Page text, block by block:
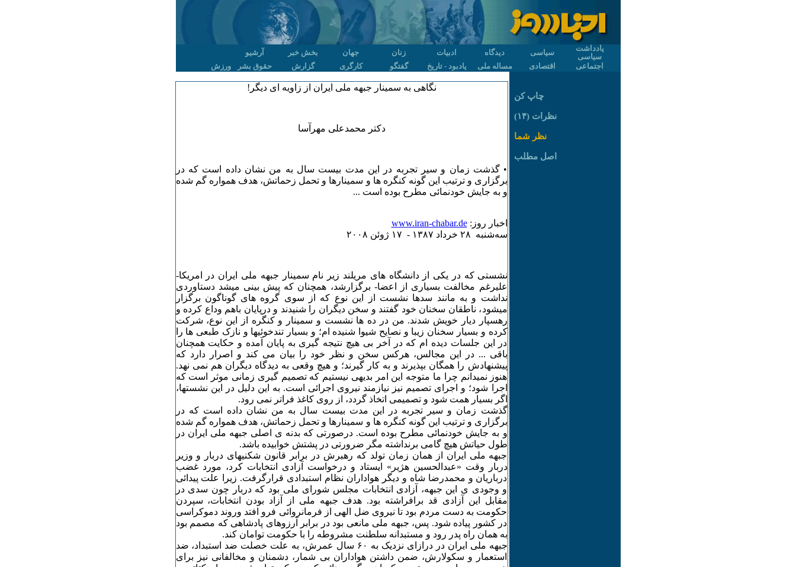
یادداشت
سیاسی
سیاسی دیدگاه ادبیات زنان جهان بخش خبر
آرشیو
اجتماعی
اقتصادی مساله ملی یادبود - تاریخ گفتگو کارگری گزارش حقوق بشر ورزش
نگاهی به سمینار جبهه ملی ایران از زاویه ای دیگر!
دکتر محمدعلی مهرآسا
• گذشت زمان و سیر تجربه در این مدت بیست سال به من نشان داده است که در
برگزاری و ترتیب این گونه کنگره ها و سمینارها و تحمل زحماتش، هدف همواره گم شده
و به جایش خودنمائی مطرح بوده است ...
اخبار روز:www.iran-chabar.de
سه‌شنبه ۲٨ خرداد ۱٣٨۷ - ۱۷ ژوئن ۲۰۰٨
نشستی که در یکی از دانشگاه های مریلند زیر نام سمینار جبهه ملی ایران در امریکا-
علیرغم مخالفت بسیاری از اعضا- برگزارشد، همچنان که پیش بینی میشد دستاوردی
نداشت و به مانند سدها نشست از این نوع که از سوی گروه های گوناگون برگزار
میشود، ناطقان سخنان خود گفتند و سخن دیگران را شنیدند و درپایان باهم وداع کرده و
رهسپار دیار خویش شدند. من در ده ها نشست و سمینار و کنگره از این نوع، شرکت
کرده و بسیار سخنان زیبا و نصایح شیوا شنیده ام؛ و بسیار تندخوئیها و نازک طبعی ها را
در این جلسات دیده ام که در آخر بی هیچ نتیجه گیری به پایان آمده و حکایت همچنان
باقی ... در این مجالس، هرکس سخن و نظر خود را بیان می کند و اصرار دارد که
پیشنهادش را همگان بپذیرند و به کار گیرند؛ و هیچ وقعی به دیدگاه دیگران هم نمی نهد.
هنوز نمیدانم چرا ما متوجه این امر بدیهی نیستیم که تصمیم گیری زمانی موثر است که
اجرا شود؛ و اجرای تصمیم نیز نیازمند نیروی اجرائی است. به این دلیل در این نشستها،
اگر بسیار همت شود و تصمیمی اتخاذ گردد، از روی کاغذ فراتر نمی رود.
گذشت زمان و سیر تجربه در این مدت بیست سال به من نشان داده است که در
برگزاری و ترتیب این گونه کنگره ها و سمینارها و تحمل زحماتش، هدف همواره گم شده
و به جایش خودنمائی مطرح بوده است. درصورتی که بدنه ی اصلی جبهه ملی ایران در
طول حیاتش هیچ گامی برنداشته مگر ضرورتی در پشتش خوابیده باشد.
جبهه ملی ایران از همان زمان تولد که رهبرش در برابر قانون شکنیهای دربار و وزیر
دربار وقت «عبدالحسین هژیر» ایستاد و درخواست آزادی انتخابات کرد، مورد غضب
درباریان و محمدرضا شاه و دیگر هواداران نظام استبدادی قرارگرفت. زیرا علت پیدائی
و وجودی ی این جبهه، آزادی انتخابات مجلس شورای ملی بود که دربار چون سدی در
مقابل این آزادی قد برافراشته بود. هدف جبهه ملی از آزاد بودن انتخابات، سپردن
حکومت به دست مردم بود تا نیروی ضل الهی از فرمانروائی فرو افتد وروند دموکراسی
در کشور پیاده شود. پس، جبهه ملی مانعی بود در برابر آرزوهای پادشاهی که مصمم بود
به همان راه پدر رود و مستبدانه سلطنت مشروطه را با حکومت توامان کند.
جبهه ملی ایران در درازای نزدیک به ۶۰ سال عمرش، به علت خصلت ضد استبداد، ضد
استعمار و سکولارش، ضمن داشتن هواداران بی شمار، دشمنان و مخالفانی نیز برای
چاپ کن
نظرات (۱۴)
نظر شما
اصل مطلب